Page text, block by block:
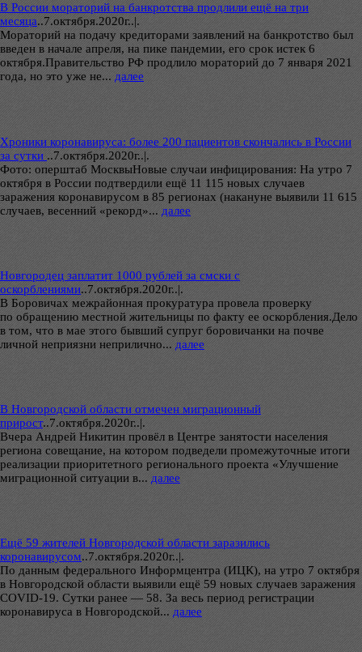
В России мораторий на банкротства продлили ещё на три
месяца..7.октября.2020г..|.
Мораторий на подачу кредиторами заявлений на банкротство был
введен в начале апреля, на пике пандемии, его срок истек 6
октября.Правительство РФ продлило мораторий до 7 января 2021
года, но это уже не... далее
Хроники коронавируса: более 200 пациентов скончались в России
за сутки ..7.октября.2020г..|.
Фото: оперштаб МосквыНовые случаи инфицирования: На утро 7
октября в России подтвердили ещё 11 115 новых случаев
заражения коронавирусом в 85 регионах (накануне выявили 11 615
случаев, весенний «рекорд»... далее
Новгородец заплатит 1000 рублей за смски с
оскорблениями..7.октября.2020г..|.
В Боровичах межрайонная прокуратура провела проверку
по обращению местной жительницы по факту ее оскорбления.Дело
в том, что в мае этого бывший супруг боровичанки на почве
личной неприязни неприлично... далее
В Новгородской области отмечен миграционный
прирост..7.октября.2020г..|.
Вчера Андрей Никитин провёл в Центре занятости населения
региона совещание, на котором подведели промежуточные итоги
реализации приоритетного регионального проекта «Улучшение
миграционной ситуации в... далее
Ещё 59 жителей Новгородской области заразились
коронавирусом..7.октября.2020г..|.
По данным федерального Информцентра (ИЦК), на утро 7 октября
в Новгородской области выявили ещё 59 новых случаев заражения
COVID-19. Сутки ранее — 58. За весь период регистрации
коронавируса в Новгородской... далее